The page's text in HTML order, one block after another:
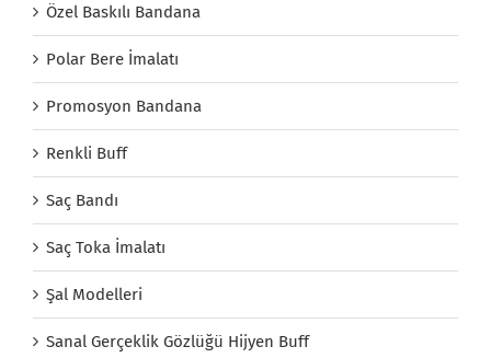
Özel Baskılı Bandana
Polar Bere İmalatı
Promosyon Bandana
Renkli Buff
Saç Bandı
Saç Toka İmalatı
Şal Modelleri
Sanal Gerçeklik Gözlüğü Hijyen Buff